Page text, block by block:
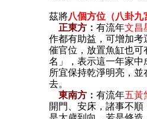
茲將八個方位（八卦九
正東方： 有流年文昌
作都有助益，可增加
催官位，放置魚缸也
名」，表示這一年家
所宜保持乾淨明亮，
去。
東南方： 有流年五黃
開門、安床，諸事不